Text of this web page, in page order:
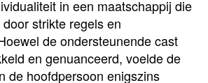
in een maatschappij die
strikte regels en
de ondersteunende cast
en genuanceerd, voelde de
de hoofdpersoon enigszins